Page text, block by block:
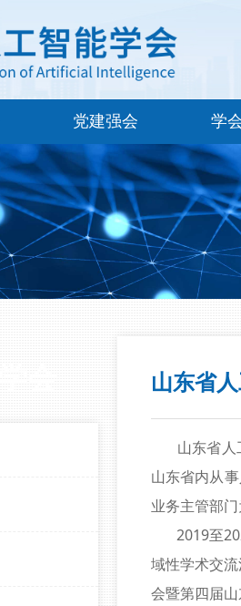
党建强会 学
山东省
山东省人
山东省内从
业务主管部
2019至
域性学术交
会暨第四届